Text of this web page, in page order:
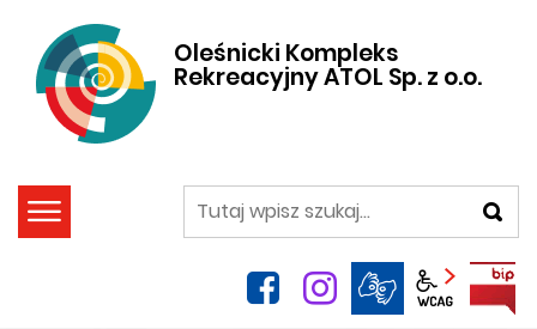
Oleśnicki Kompleks
Rekreacyjny ATOL Sp. z o.o.
szukaj
facebookinstagram
Panel